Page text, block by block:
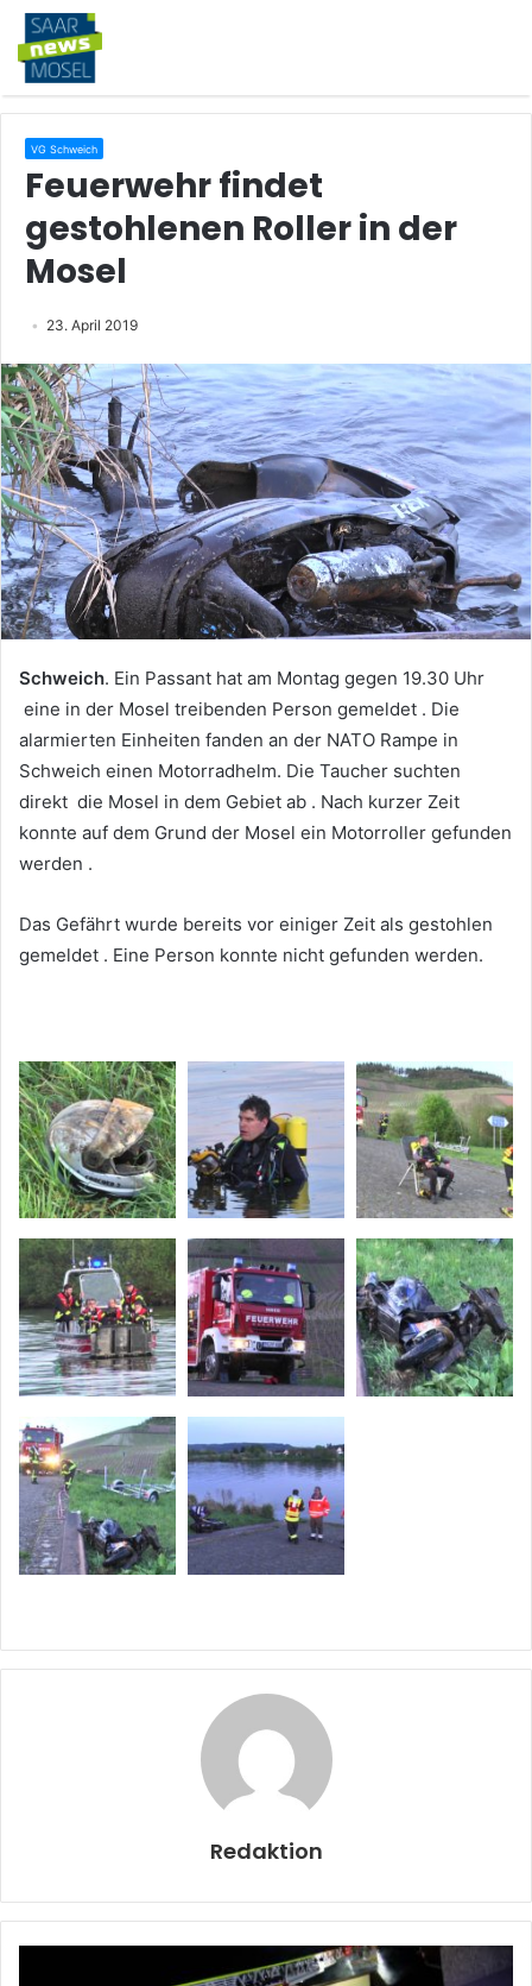
VG Schweich
Feuerwehr findet
gestohlenen Roller in der
Mosel
23. April 2019
Schweich. Ein Passant hat am Montag gegen 19.30 Uhr
eine in der Mosel treibenden Person gemeldet . Die
alarmierten Einheiten fanden an der NATO Rampe in
Schweich einen Motorradhelm. Die Taucher suchten
direkt die Mosel in dem Gebiet ab . Nach kurzer Zeit
konnte auf dem Grund der Mosel ein Motorroller gefunden
werden .
Das Gefährt wurde bereits vor einiger Zeit als gestohlen
gemeldet . Eine Person konnte nicht gefunden werden.
Redaktion